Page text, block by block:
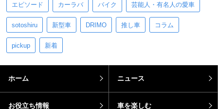
エピソード カーラバ バイク 芸能人・有名人の愛車
sotoshiru 新型車 DRIMO 推し車 コラム
pickup 新着
ホーム ニュース
お役立ち情報 車を楽しむ